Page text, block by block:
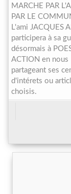
MARCHE PAR
PAR LE
L'ami JACQUES
participera à sa
désormais à
ACTION en nous
partageant ses
d'intérets ou
choisis.